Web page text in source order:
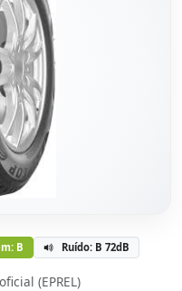
B Ruído: B 72dB
(EPREL)